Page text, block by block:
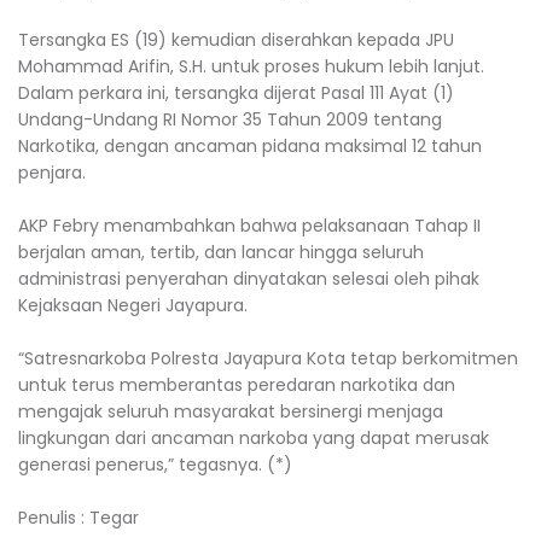
Tersangka ES (19) kemudian diserahkan kepada JPU
Mohammad Arifin, S.H. untuk proses hukum lebih lanjut.
Dalam perkara ini, tersangka dijerat Pasal 111 Ayat (1)
Undang-Undang RI Nomor 35 Tahun 2009 tentang
Narkotika, dengan ancaman pidana maksimal 12 tahun
penjara.
AKP Febry menambahkan bahwa pelaksanaan Tahap II
berjalan aman, tertib, dan lancar hingga seluruh
administrasi penyerahan dinyatakan selesai oleh pihak
Kejaksaan Negeri Jayapura.
“Satresnarkoba Polresta Jayapura Kota tetap berkomitmen
untuk terus memberantas peredaran narkotika dan
mengajak seluruh masyarakat bersinergi menjaga
lingkungan dari ancaman narkoba yang dapat merusak
generasi penerus,” tegasnya. (*)
Penulis : Tegar